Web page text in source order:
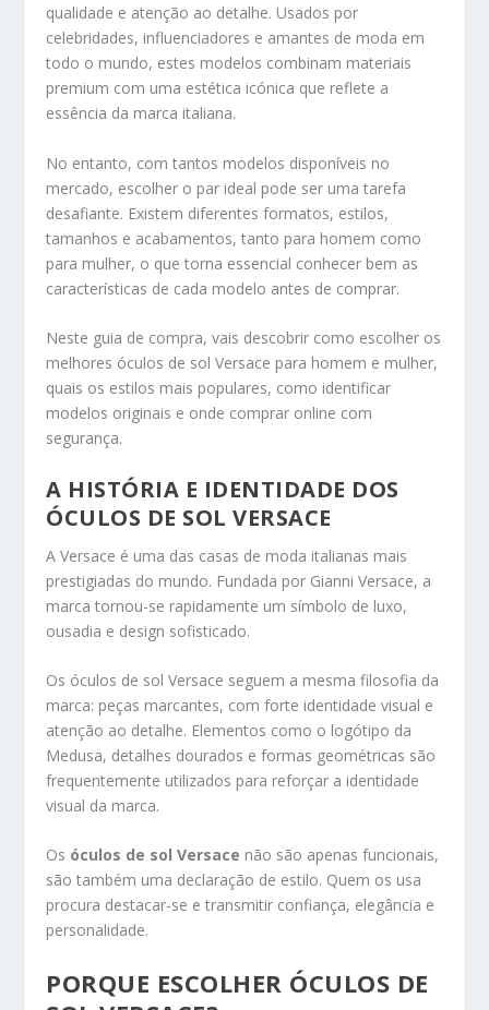
qualidade e atenção ao detalhe. Usados por
celebridades, influenciadores e amantes de moda em
todo o mundo, estes modelos combinam materiais
premium com uma estética icónica que reflete a
essência da marca italiana.
No entanto, com tantos modelos disponíveis no
mercado, escolher o par ideal pode ser uma tarefa
desafiante. Existem diferentes formatos, estilos,
tamanhos e acabamentos, tanto para homem como
para mulher, o que torna essencial conhecer bem as
características de cada modelo antes de comprar.
Neste guia de compra, vais descobrir como escolher os
melhores óculos de sol Versace para homem e mulher,
quais os estilos mais populares, como identificar
modelos originais e onde comprar online com
segurança.
A HISTÓRIA E IDENTIDADE DOS
ÓCULOS DE SOL VERSACE
A Versace é uma das casas de moda italianas mais
prestigiadas do mundo. Fundada por Gianni Versace, a
marca tornou-se rapidamente um símbolo de luxo,
ousadia e design sofisticado.
Os óculos de sol Versace seguem a mesma filosofia da
marca: peças marcantes, com forte identidade visual e
atenção ao detalhe. Elementos como o logótipo da
Medusa, detalhes dourados e formas geométricas são
frequentemente utilizados para reforçar a identidade
visual da marca.
Os óculos de sol Versace não são apenas funcionais,
são também uma declaração de estilo. Quem os usa
procura destacar-se e transmitir confiança, elegância e
personalidade.
PORQUE ESCOLHER ÓCULOS DE